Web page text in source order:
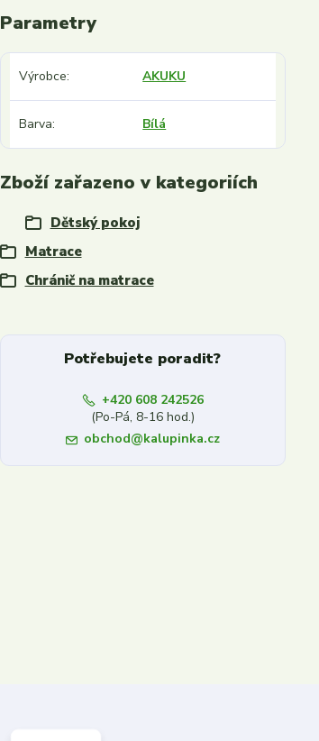
Parametry
Výrobce AKUKU
Barva Bílá
Zboží zařazeno v kategoriích
Dětský pokoj
Matrace
Chránič na matrace
Potřebujete poradit?
+420 608 242526
(Po-Pá, 8-16 hod.)
obchod@kalupinka.cz